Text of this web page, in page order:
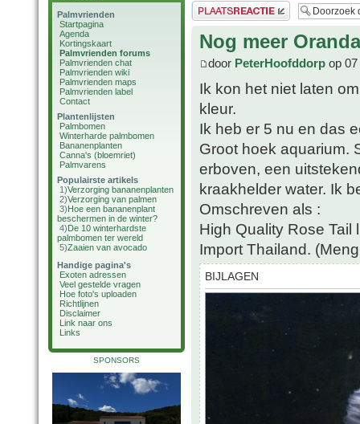
Palmvrienden
Startpagina
Agenda
Kortingskaart
Palmvrienden forums
Palmvrienden chat
Palmvrienden wiki
Palmvrienden maps
Palmvrienden label
Contact
Plantenlijsten
Palmbomen
Winterharde palmbomen
Bananenplanten
Canna's (bloemriet)
Palmvarens
Populairste artikels
1)Verzorging bananenplanten
2)Verzorging van palmen
3)Hoe een bananenplant
beschermen in de winter?
4)De 10 winterhardste
palmbomen ter wereld
5)Zaaien van avocado
Handige pagina's
Exoten adressen
Veel gestelde vragen
Hoe foto's uploaden
Richtlijnen
Disclaimer
Link naar ons
Links
SPONSORS
Plaats een reactie
Nog meer Oranda
door PeterHoofddorp op
Ik kon het niet laten
kleur.
Ik heb er 5 nu en das
Groot hoek aquarium.
erboven, een
kraakhelder water. Ik
Omschreven als :
High Quality Rose Tail
Import Thailand.
BIJLAGEN